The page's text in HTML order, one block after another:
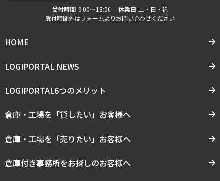
受付時間 9:00〜18:00 休業日 土・日・祝
受付時間外はフォームよりお問い合わせください
HOME
LOGIPORTAL NEWS
LOGIPORTAL6つのメリット
倉庫・工場を「貸したい」お客様へ
倉庫・工場を「売りたい」お客様へ
倉庫付き事務所をお探しのお客様へ